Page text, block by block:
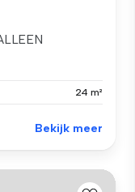
24 m²
Bekijk meer